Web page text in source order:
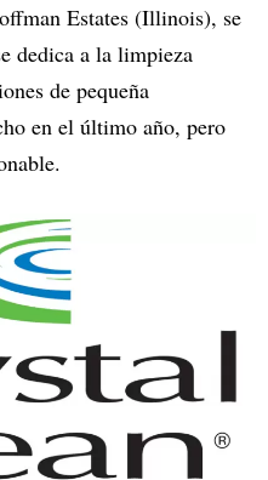
Estates (Illinois), se
dedica a la limpieza
de pequeña
en el último año, pero